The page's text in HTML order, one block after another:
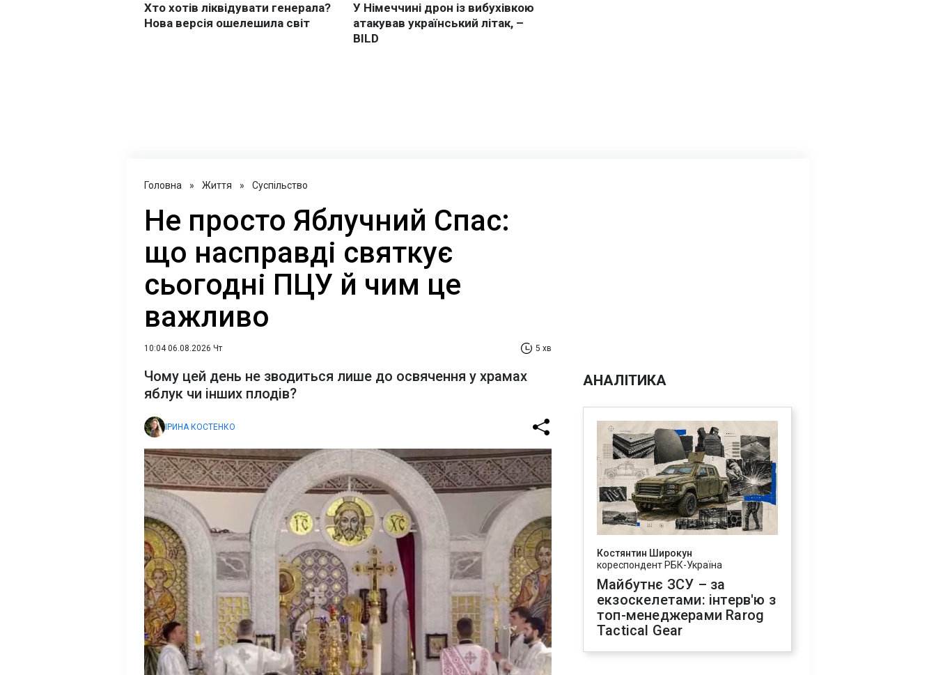
Головна » Життя » Суспільство
Не просто Яблучний Спас:
що насправді святкує
сьогодні ПЦУ й чим це
важливо
10:04 06.08.2026 Чт 5 хв
Чому цей день не зводиться лише до освячення у храмах
яблук чи інших плодів?
ІРИНА КОСТЕНКО
АНАЛІТИКА
Костянтин Широкун
кореспондент РБК-Україна
Майбутнє ЗСУ – за
екзоскелетами: інтерв'ю з
топ-менеджерами Rarog
Tactical Gear